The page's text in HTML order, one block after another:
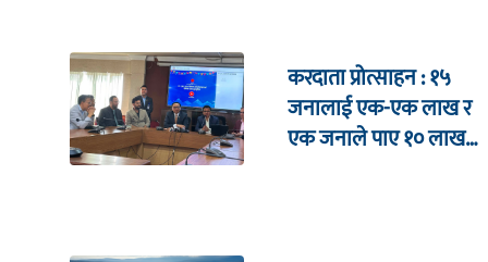
करदाता प्रोत्साहन : १५
जनालाई एक-एक लाख र
एक जनाले पाए १० लाख